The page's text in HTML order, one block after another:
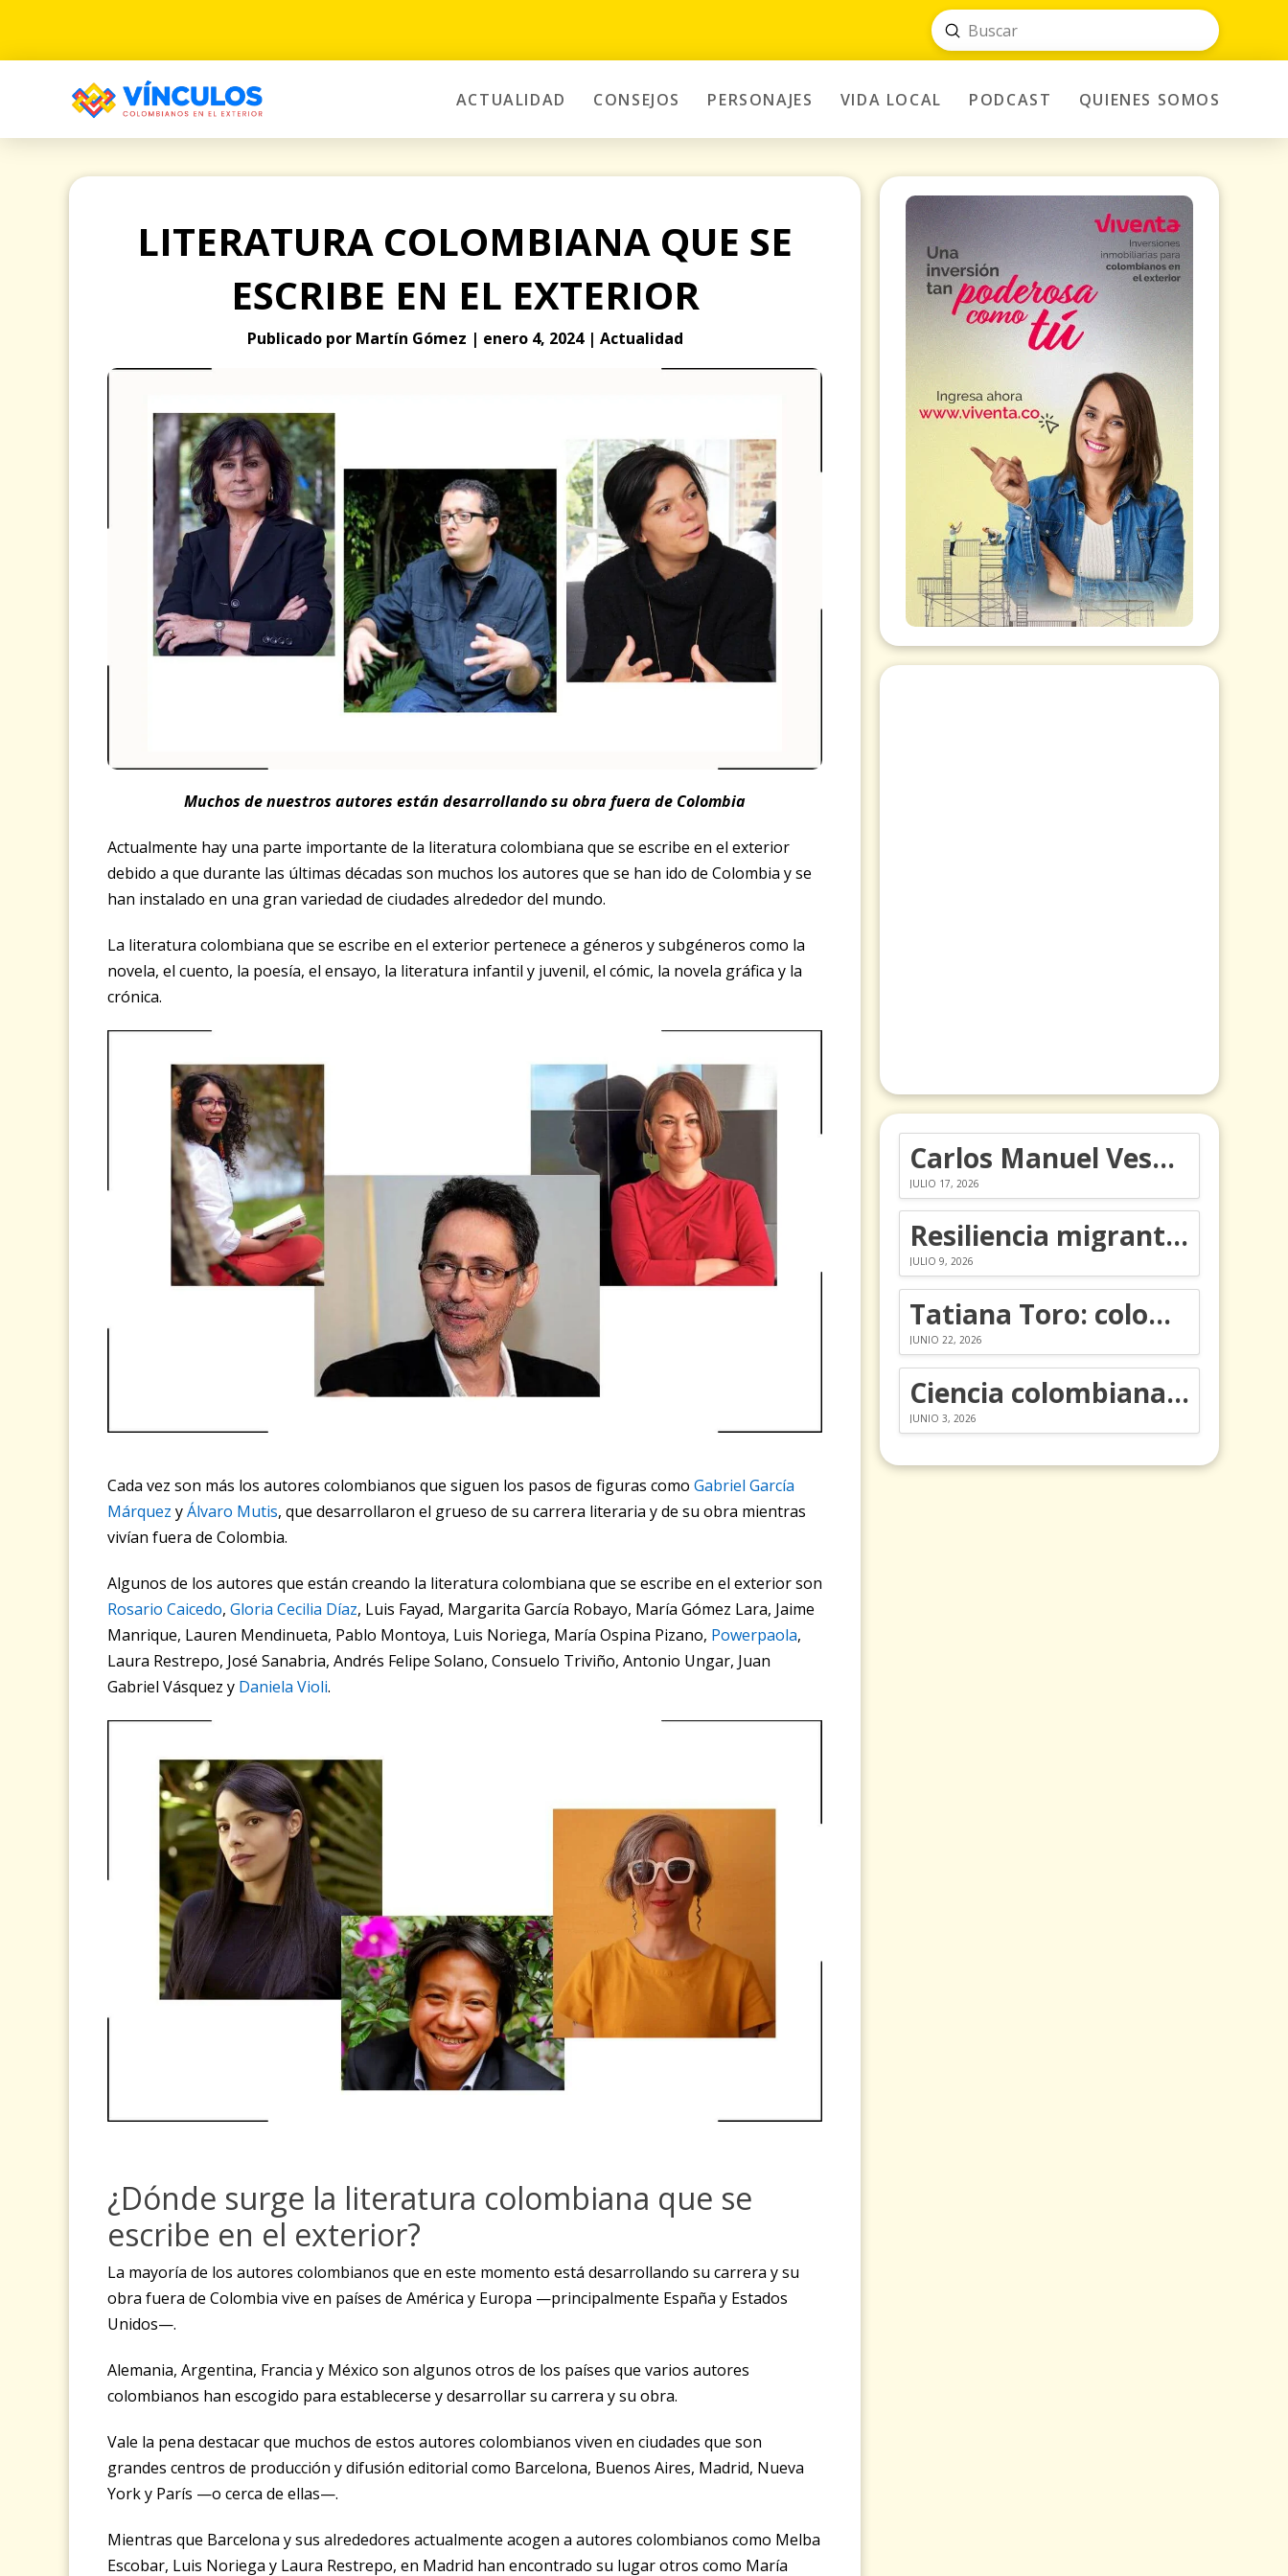
Search
Submit
ACTUALIDAD CONSEJOS PERSONAJES VIDA LOCAL PODCAST QUIENES SOMOS
LITERATURA COLOMBIANA QUE SE
ESCRIBE EN EL EXTERIOR
Publicado por Martín Gómez | enero 4, 2024 | Actualidad
Muchos de nuestros autores están desarrollando su obra fuera de Colombia
Actualmente hay una parte importante de la literatura colombiana que se escribe en el exterior
debido a que durante las últimas décadas son muchos los autores que se han ido de Colombia y se
han instalado en una gran variedad de ciudades alrededor del mundo.
La literatura colombiana que se escribe en el exterior pertenece a géneros y subgéneros como la
novela, el cuento, la poesía, el ensayo, la literatura infantil y juvenil, el cómic, la novela gráfica y la
crónica.
Cada vez son más los autores colombianos que siguen los pasos de figuras como Gabriel García
Márquez yÁlvaro Mutis, que desarrollaron el grueso de su carrera literaria y de su obra mientras
vivían fuera de Colombia.
Algunos de los autores que están creando la literatura colombiana que se escribe en el exterior son
Rosario Caicedo, Gloria Cecilia Díaz, Luis Fayad, Margarita García Robayo, María Gómez Lara, Jaime
Manrique, Lauren Mendinueta, Pablo Montoya, Luis Noriega, María Ospina Pizano, Powerpaola,
Laura Restrepo, José Sanabria, Andrés Felipe Solano, Consuelo Triviño, Antonio Ungar, Juan
Gabriel Vásquez y Daniela Violi.
¿Dónde surge la literatura colombiana que se
escribe en el exterior?
La mayoría de los autores colombianos que en este momento está desarrollando su carrera y su
obra fuera de Colombia vive en países de América y Europa —principalmente España y Estados
Unidos—.
Alemania, Argentina, Francia y México son algunos otros de los países que varios autores
colombianos han escogido para establecerse y desarrollar su carrera y su obra.
Vale la pena destacar que muchos de estos autores colombianos viven en ciudades que son
grandes centros de producción y difusión editorial como Barcelona, Buenos Aires, Madrid, Nueva
York y París —o cerca de ellas—.
Mientras que Barcelona y sus alrededores actualmente acogen a autores colombianos como Melba
Escobar, Luis Noriega y Laura Restrepo, en Madrid han encontrado su lugar otros como María
Carlos Manuel Vesga lleva el nombre de Colombia a los Emmy
JULIO 17, 2026
Resiliencia migrante: 5 emociones y cómo gestionarlas
JULIO 9, 2026
Tatiana Toro: colombiana que cambió la historia de las matemáticas
JUNIO 22, 2026
Ciencia colombiana en la revolución de los órganos en chips
JUNIO 3, 2026